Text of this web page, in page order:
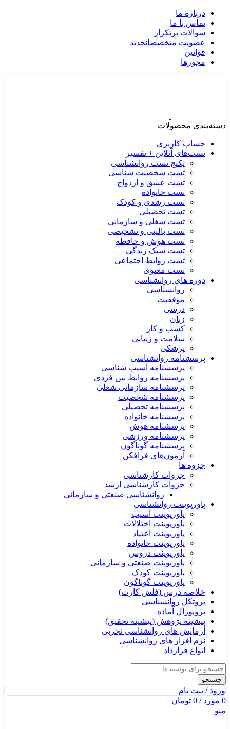
درباره ما
تماس با ما
سوالات پرتکرار
عضویت متخصصانجدید
قوانین
مجوزها
دسته‌بندی محصولات
حساب کاربری
تست‌های آنلاین + تفسیر
پکیج تست روانشناسی
تست شخصیت شناسی
تست عشق و ازدواج
تست خانواده
تست رشدی و کودک
تست تحصیلی
تست شغلی و سازمانی
تست بالینی و تشخیصی
تست هوش و حافظه
تست سبک زندگی
تست روابط اجتماعی
تست معنوی
دوره های روانشناسی
روانشناسی
موفقیت
درسی
زبان
کسب و کار
سلامت و زیبایی
پزشکی
پرسشنامه روانشناسی
پرسشنامه آسیب شناسی
پرسشنامه روابط بین فردی
پرسشنامه سازمانی شغلی
پرسشنامه شخصیت
پرسشنامه تحصیلی
پرسشنامه خانواده
پرسشنامه هوش
پرسشنامه ورزشی
پرسشنامه گوناگون
آزمون‌های فرافکن
جزوه ها
جزوات کارشناسی
جزوات کارشناسی ارشد
روانشناسی صنعتی و سازمانی
پاورپوینت روانشناسی
پاورپوینت آسیب
پاورپوینت اختلالات
پاورپوینت اعتیاد
پاورپوینت خانواده
پاورپوینت دروس
پاورپوینت صنعتی و سازمانی
پاورپوینت کودک
پاورپوینت گوناگون
خلاصه درس (فلش کارت)
پروتکل روانشناسی
پروپوزال آماده
پیشینه پژوهش (پیشینه تحقیق)
آزمایش های روانشناسی تجربی
نرم افزار های روانشناسی
انواع قرارداد
جستجو
ورود / ثبت نام
0 مورد/
0 تومان
منو